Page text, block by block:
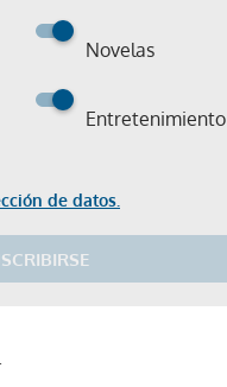
Novelas
Entretenimiento
de datos.